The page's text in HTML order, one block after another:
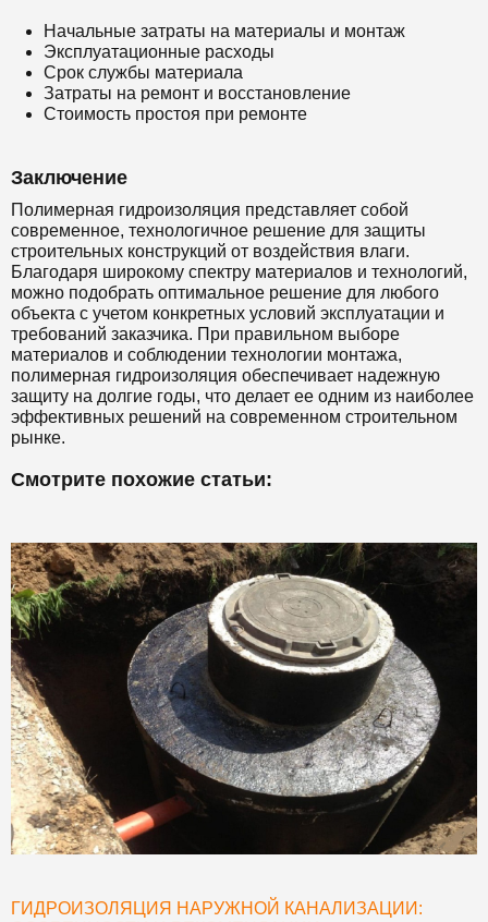
Начальные затраты на материалы и монтаж
Эксплуатационные расходы
Срок службы материала
Затраты на ремонт и восстановление
Стоимость простоя при ремонте
Заключение
Полимерная гидроизоляция представляет собой
современное, технологичное решение для защиты
строительных конструкций от воздействия влаги.
Благодаря широкому спектру материалов и технологий,
можно подобрать оптимальное решение для любого
объекта с учетом конкретных условий эксплуатации и
требований заказчика. При правильном выборе
материалов и соблюдении технологии монтажа,
полимерная гидроизоляция обеспечивает надежную
защиту на долгие годы, что делает ее одним из наиболее
эффективных решений на современном строительном
рынке.
Смотрите похожие статьи:
ГИДРОИЗОЛЯЦИЯ НАРУЖНОЙ КАНАЛИЗАЦИИ: